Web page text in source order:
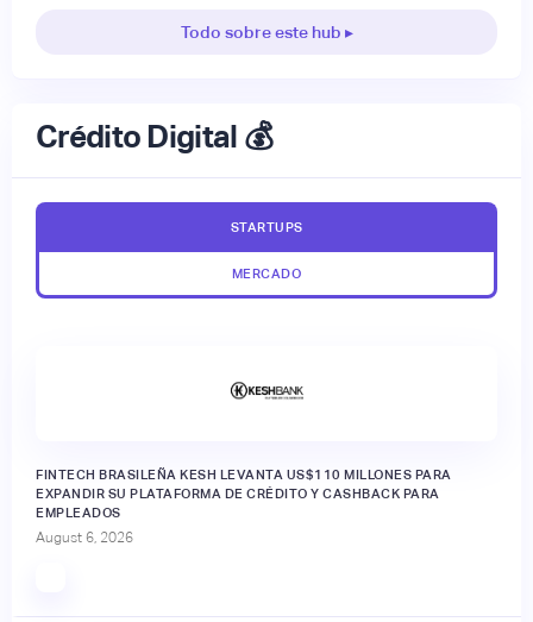
Todo sobre este hub ▸
Crédito Digital 💰
STARTUPS
MERCADO
FINTECH BRASILEÑA KESH LEVANTA US$110 MILLONES PARA
EXPANDIR SU PLATAFORMA DE CRÉDITO Y CASHBACK PARA
EMPLEADOS
August 6, 2026